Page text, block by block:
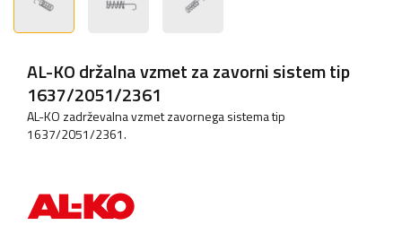
AL-KO držalna vzmet za zavorni sistem tip
1637/2051/2361
AL-KO zadrževalna vzmet zavornega sistema tip
1637/2051/2361.